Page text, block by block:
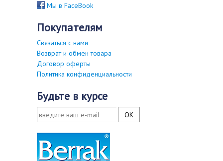
Мы в FaceBook
покупателям
Связаться с нами
Возврат и обмен товара
Договор оферты
Политика конфиденциальности
будьте в курсе